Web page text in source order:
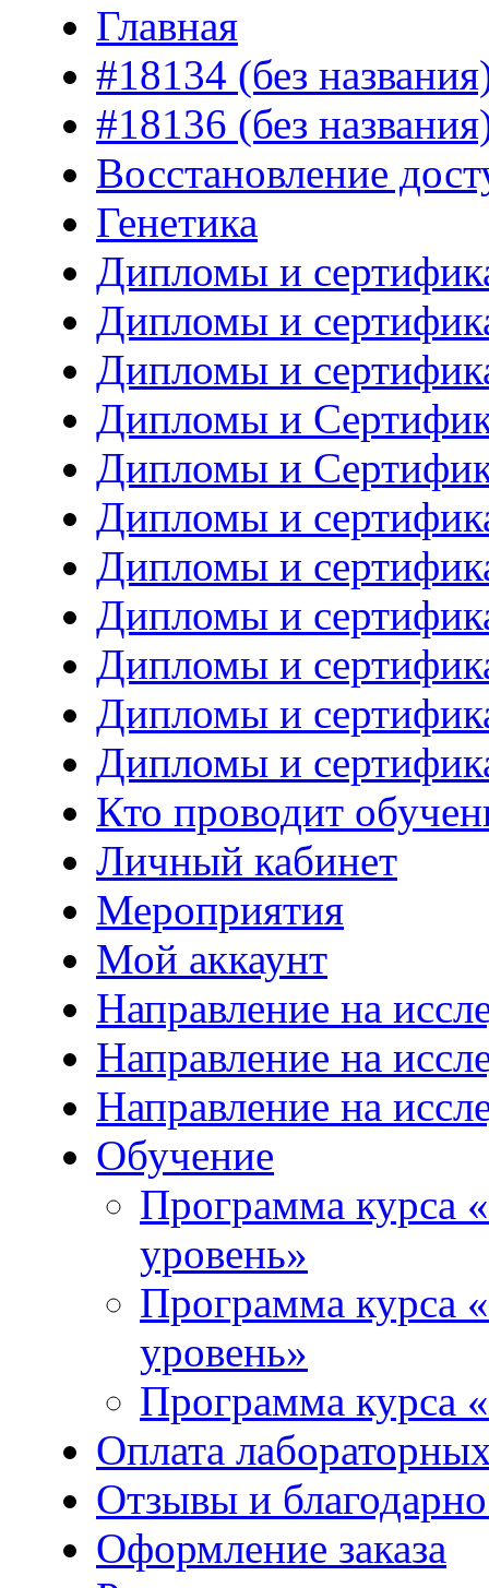
Главная
#18134 (без
#18136 (без
Восстановление
Генетика
Дипломы и
Дипломы и
Дипломы и
Дипломы и
Дипломы и
Дипломы и
Дипломы и
Дипломы и
Дипломы и
Дипломы и
Дипломы и
Кто проводит
Личный кабинет
Мероприятия
Мой аккаунт
Направление на
Направление на
Направление на
Обучение
Программа курса
уровень»
Программа курса
уровень»
Программа курса
Оплата
Отзывы и
Оформление заказа